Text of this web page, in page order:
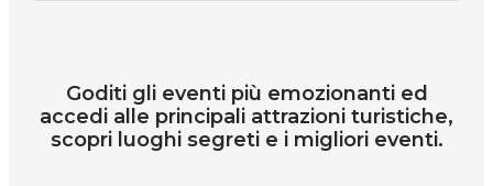
Goditi gli eventi più emozionanti ed
accedi alle principali attrazioni turistiche,
scopri luoghi segreti e i migliori eventi.